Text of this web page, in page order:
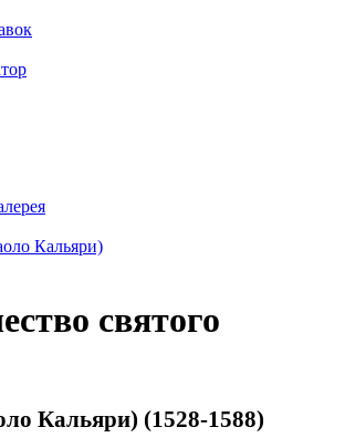
Кальяри)
святого
Кальяри) (1528-1588)